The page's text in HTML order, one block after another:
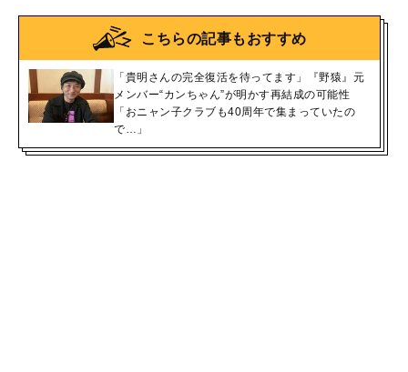
こちらの記事もおすすめ
「貴明さんの完全復活を待ってます」『野猿』元
メンバー“カンちゃん”が明かす再結成の可能性
「おニャン子クラブも40周年で集まっていたの
で…」